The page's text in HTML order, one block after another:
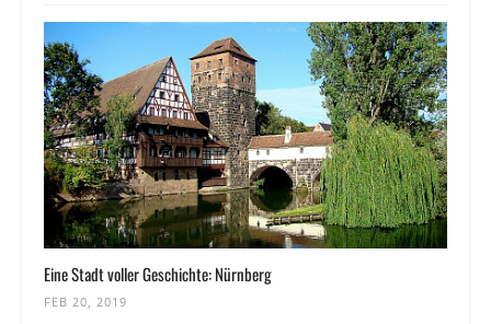
Eine Stadt voller Geschichte: Nürnberg
FEB 20, 2019